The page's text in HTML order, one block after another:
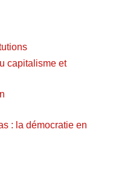
capitalisme et
: la démocratie en